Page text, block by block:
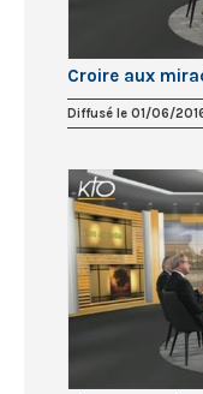
Croire aux
Diffusé le 01/06/